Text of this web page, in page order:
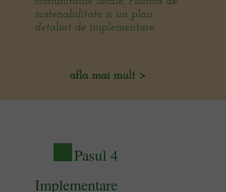
afla mai mult >
sustenabilitate si un plan
detaliat de implementare.
Pasul 4
Implementare